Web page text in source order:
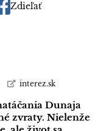
Zdieľať
interez.sk
Dunaja
zvraty. Nielenže